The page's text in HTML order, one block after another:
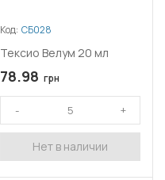
Код: СБ028
Тексио Велум 20 мл
78.98 грн
Нет в наличии